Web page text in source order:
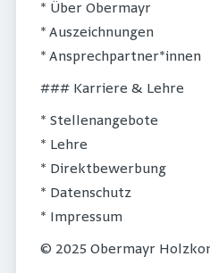
* Über Obermayr
* Auszeichnungen
* Ansprechpartner*innen
### Karriere & Lehre
* Stellenangebote
* Lehre
* Direktbewerbung
* Datenschutz
* Impressum
© 2025 Obermayr